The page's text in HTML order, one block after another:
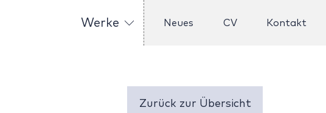
Werke Neues CV Kontakt
Zurück zur Übersicht